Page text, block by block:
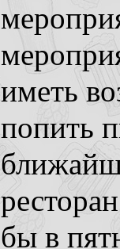
иметь
попить
бы в